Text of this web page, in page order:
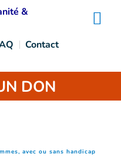
Contact
DON
avec ou sans handicap